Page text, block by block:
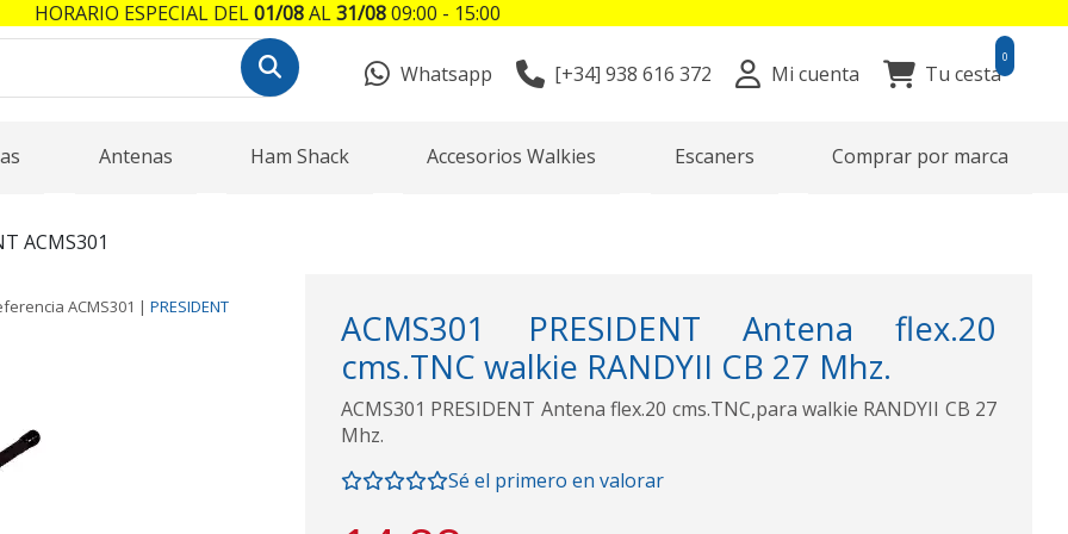
Whatsapp [+34] 938 616 372 Mi cuenta Tu cesta
0
Antenas Ham Shack Accesorios Walkies Escaners Comprar por marca
ACMS301
ACMS301 | PRESIDENT
ACMS301 PRESIDENT Antena flex.20
cms.TNC walkie RANDYII CB 27 Mhz.
ACMS301 PRESIDENT Antena flex.20 cms.TNC,para walkie RANDYII CB 27
Mhz.
Sé el primero en valorar
HORARIO ESPECIAL DEL01/08AL31/0809:00 - 15:00